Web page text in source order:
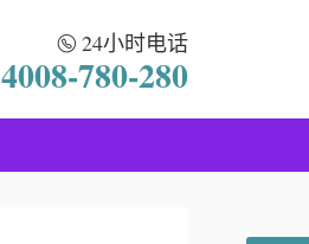
24小时电话
4008-780-280